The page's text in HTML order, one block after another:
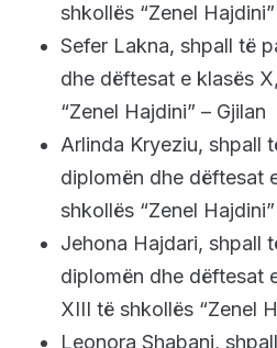
shkollës “Zenel
Sefer Lakna, shpall të
dhe dëftesat e klasës
“Zenel Hajdini” – Gjilan
Arlinda Kryeziu, shpall
diplomën dhe dëftesat
shkollës “Zenel
Jehona Hajdari, shpall
diplomën dhe dëftesat
XIII të shkollës “Zenel
Leonora Shabani,